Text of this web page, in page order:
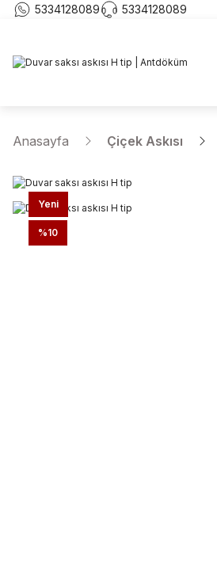
5334128089 5334128089
Anasayfa Çiçek Askısı
Yeni
%10